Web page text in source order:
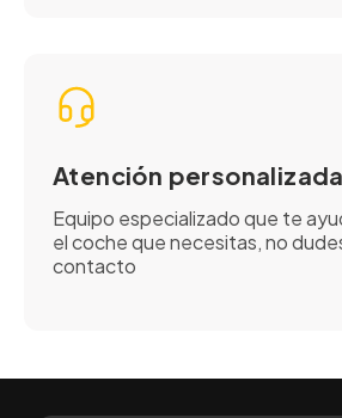
Atención personalizada
Equipo especializado que te
el coche que necesitas, no
contacto